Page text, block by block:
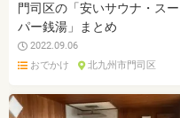
門司区の「安いサウナ・スー
パー銭湯」まとめ
2022.09.06
おでかけ
北九州市門司区